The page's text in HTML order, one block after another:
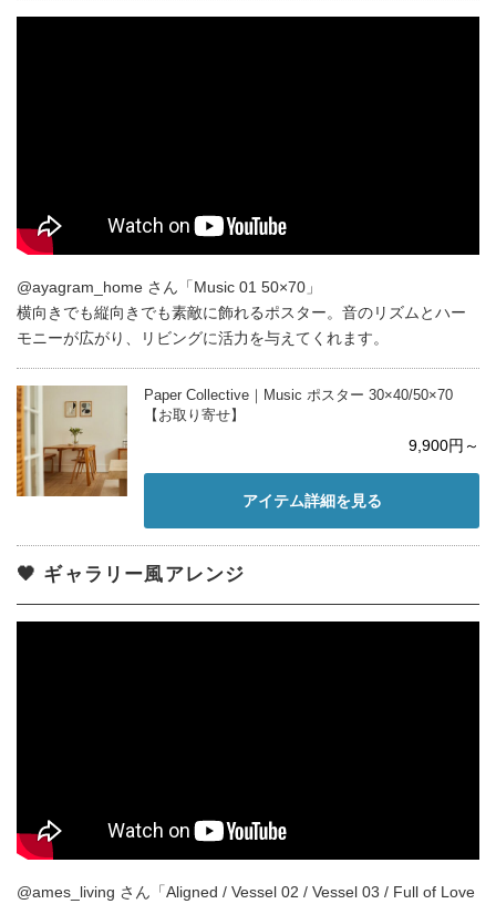
@ayagram_home さん「Music 01 50×70」
横向きでも縦向きでも素敵に飾れるポスター。音のリズムとハー
モニーが広がり、リビングに活力を与えてくれます。
Paper Collective｜Music ポスター 30×40/50×70
【お取り寄せ】
9,900円～
アイテム詳細を見る
🖤 ギャラリー風アレンジ
@ames_living さん「Aligned / Vessel 02 / Vessel 03 / Full of Love